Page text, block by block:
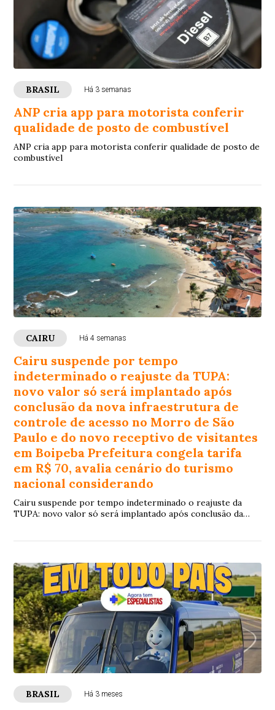
BRASIL Há 3 semanas
ANP cria app para motorista conferir
qualidade de posto de combustível
ANP cria app para motorista conferir qualidade de posto de
combustível
CAIRU Há 4 semanas
Cairu suspende por tempo
indeterminado o reajuste da TUPA:
novo valor só será implantado após
conclusão da nova infraestrutura de
controle de acesso no Morro de São
Paulo e do novo receptivo de visitantes
em Boipeba Prefeitura congela tarifa
em R$ 70, avalia cenário do turismo
nacional considerando
Cairu suspende por tempo indeterminado o reajuste da
TUPA: novo valor só será implantado após conclusão da
do Mundo, eleições gerais e crise econômica, e apresenta
números que revelam o custo real de manter um dos
destinos mais desejados da Bahia A Prefeitura de Cairu
decidiu suspender por tempo indeterminado o reajuste da
Tarifa por Uso do Patrimônio do Arquipélago (TUPA), que
passaria de R$ 70,00 para R$ 90,00 por visitante. O novo
valor só entrará em vigor após a conclusão das obras em
andamento nos dois principais distritos do arquipélago —
sem data definida, em razão
BRASIL Há 3 meses